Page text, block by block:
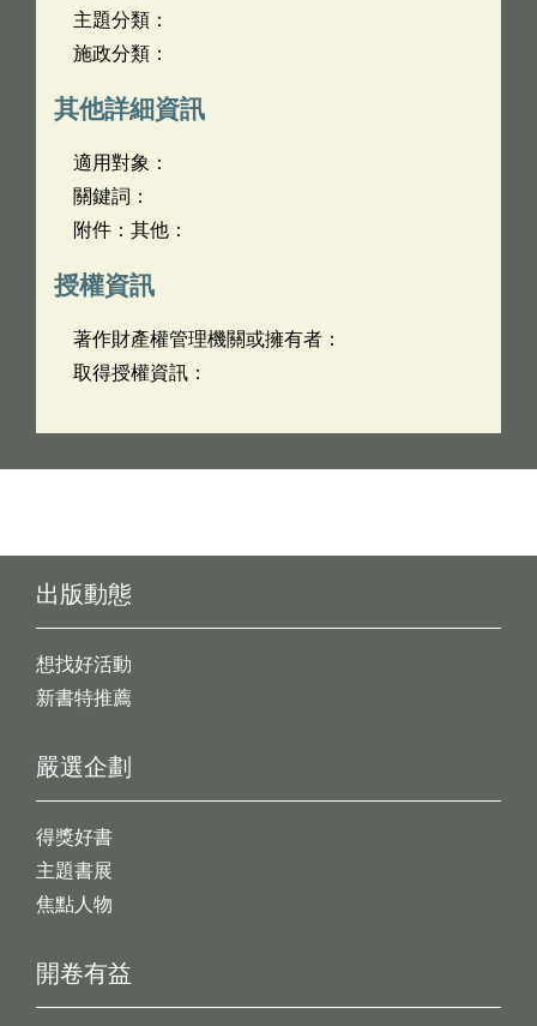
主題分類：
施政分類：
其他詳細資訊
適用對象：
關鍵詞：
附件：其他：
授權資訊
著作財產權管理機關或擁有者：
取得授權資訊：
出版動態
想找好活動
新書特推薦
開卷有益
嚴選企劃
得獎好書
主題書展
焦點人物